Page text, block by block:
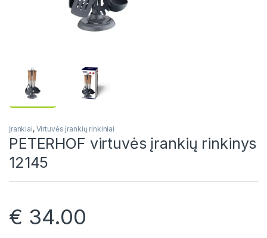
Įrankiai, Virtuvės įrankių rinkiniai
PETERHOF virtuvės įrankių rinkinys
12145
€ 34.00